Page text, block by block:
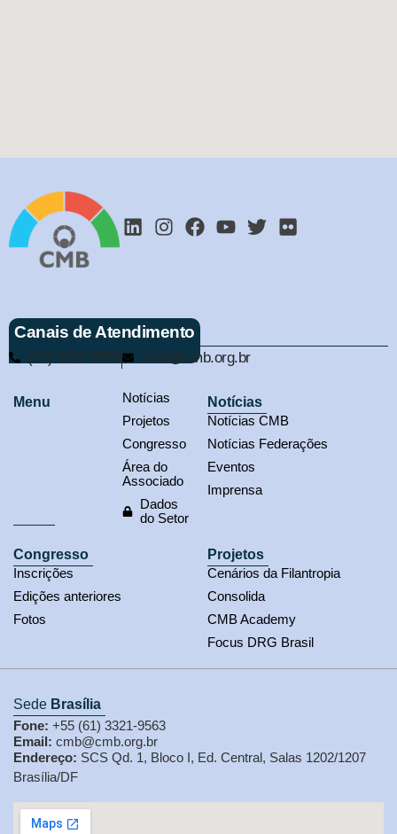
Canais de Atendimento
(61) 3321-9563 cmb@cmb.org.br
Menu
Notícias
Projetos
Congresso
Área do
Associado
Dados
do Setor
Notícias
Notícias CMB
Notícias Federações
Eventos
Imprensa
Congresso
Inscrições
Edições anteriores
Fotos
Projetos
Cenários da Filantropia
Consolida
CMB Academy
Focus DRG Brasil
Sede Brasília
Fone: +55 (61) 3321-9563
Email: cmb@cmb.org.br
Endereço: SCS Qd. 1, Bloco I, Ed. Central, Salas 1202/1207
Brasília/DF